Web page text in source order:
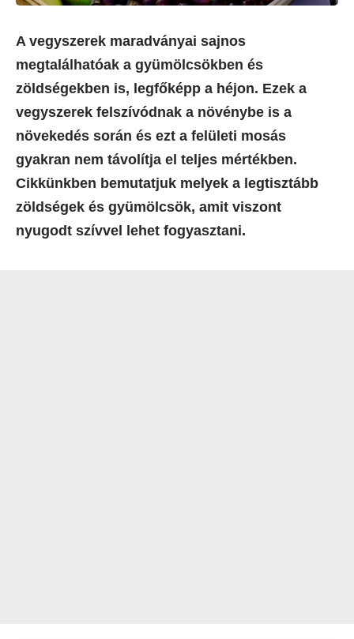
A vegyszerek maradványai sajnos
megtalálhatóak a gyümölcsökben és
zöldségekben is, legfőképp a héjon. Ezek a
vegyszerek felszívódnak a növénybe is a
növekedés során és ezt a felületi mosás
gyakran nem távolítja el teljes mértékben.
Cikkünkben bemutatjuk melyek a legtisztább
zöldségek és gyümölcsök, amit viszont
nyugodt szívvel lehet fogyasztani.